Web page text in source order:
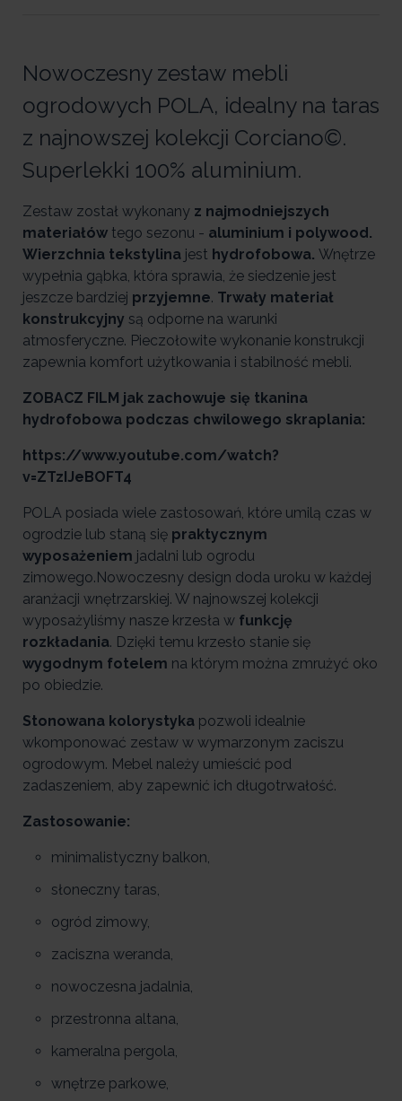
Nowoczesny zestaw mebli
ogrodowych POLA, idealny na taras
z najnowszej kolekcji Corciano©.
Superlekki 100% aluminium.
Zestaw został wykonany z najmodniejszych
materiałów tego sezonu - aluminium i polywood.
Wierzchnia tekstylina jest hydrofobowa. Wnętrze
wypełnia gąbka, która sprawia, że siedzenie jest
jeszcze bardziej przyjemne. Trwały materiał
konstrukcyjny są odporne na warunki
atmosferyczne. Pieczołowite wykonanie konstrukcji
zapewnia komfort użytkowania i stabilność mebli.
ZOBACZ FILM jak zachowuje się tkanina
hydrofobowa podczas chwilowego skraplania:
https://www.youtube.com/watch?
v=ZTzIJeBOFT4
POLA posiada wiele zastosowań, które umilą czas w
ogrodzie lub staną się praktycznym
wyposażeniem jadalni lub ogrodu
zimowego.Nowoczesny design doda uroku w każdej
aranżacji wnętrzarskiej. W najnowszej kolekcji
wyposażyliśmy nasze krzesła w funkcję
rozkładania. Dzięki temu krzesło stanie się
wygodnym fotelem na którym można zmrużyć oko
po obiedzie.
Stonowana kolorystyka pozwoli idealnie
wkomponować zestaw w wymarzonym zaciszu
ogrodowym. Mebel należy umieścić pod
zadaszeniem, aby zapewnić ich długotrwałość.
Zastosowanie:
minimalistyczny balkon,
słoneczny taras,
ogród zimowy,
zaciszna weranda,
nowoczesna jadalnia,
przestronna altana,
kameralna pergola,
wnętrze parkowe,